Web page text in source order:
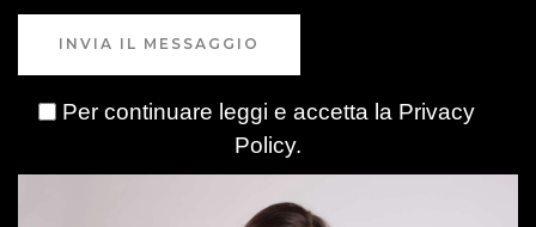
INVIA IL MESSAGGIO
Per continuare leggi e accetta la Privacy
Policy.